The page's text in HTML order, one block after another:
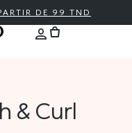
DE 99 TND
& Curl